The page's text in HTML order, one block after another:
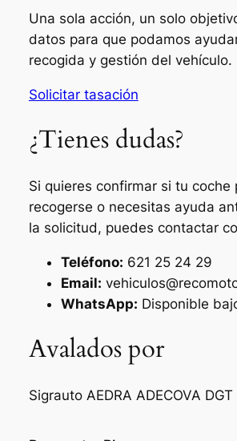
Una sola acción, un solo
datos para que podamos
recogida y gestión del vehículo.
Solicitar tasación
¿Tienes dudas?
Si quieres confirmar si tu coche
recogerse o necesitas ayuda
la solicitud, puedes contactar
Teléfono: 621 25 24 29
Email:
WhatsApp: Disponible
Avalados por
Sigrauto AEDRA ADECOVA DGT